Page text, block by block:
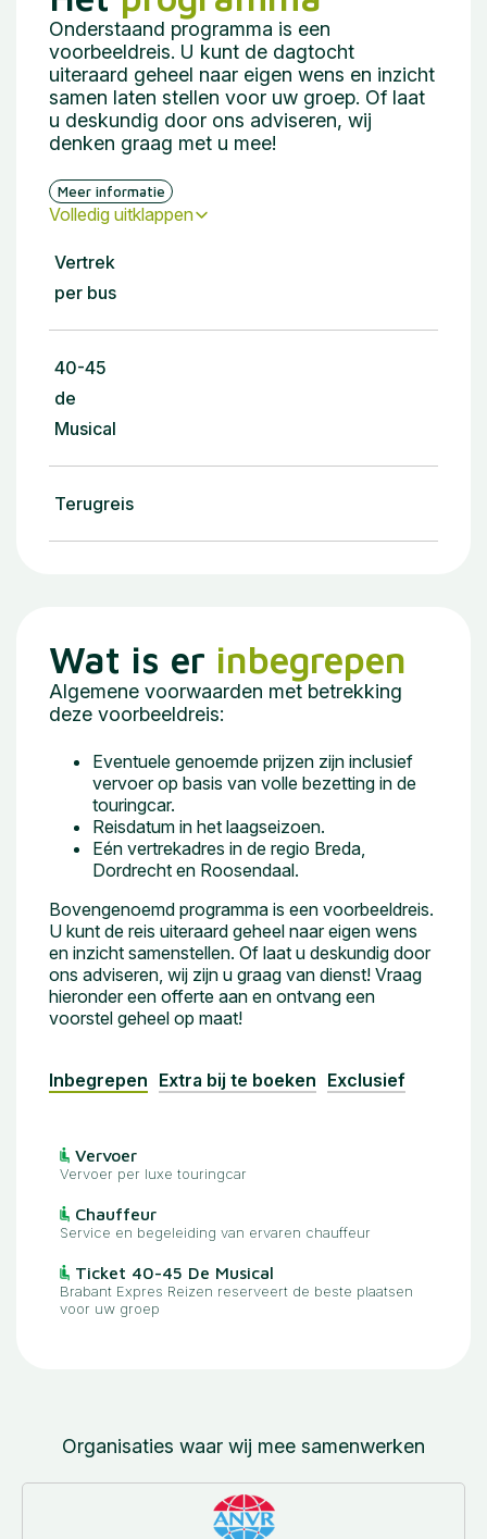
Onderstaand programma is een
voorbeeldreis. U kunt de dagtocht
uiteraard geheel naar eigen wens en inzicht
samen laten stellen voor uw groep. Of laat
u deskundig door ons adviseren, wij
denken graag met u mee!
Meer informatie
Volledig uitklappen
Vertrek
per bus
40-45
de
Musical
Terugreis
Wat is er inbegrepen
Algemene voorwaarden met betrekking
deze voorbeeldreis:
Eventuele genoemde prijzen zijn inclusief
vervoer op basis van volle bezetting in de
touringcar.
Reisdatum in het laagseizoen.
Eén vertrekadres in de regio Breda,
Dordrecht en Roosendaal.
Bovengenoemd programma is een voorbeeldreis.
U kunt de reis uiteraard geheel naar eigen wens
en inzicht samenstellen. Of laat u deskundig door
ons adviseren, wij zijn u graag van dienst! Vraag
hieronder een offerte aan en ontvang een
voorstel geheel op maat!
Inbegrepen Extra bij te boeken Exclusief
Vervoer
Vervoer per luxe touringcar
Chauffeur
Service en begeleiding van ervaren chauffeur
Ticket 40-45 De Musical
Brabant Expres Reizen reserveert de beste plaatsen
voor uw groep
Organisaties waar wij mee samenwerken